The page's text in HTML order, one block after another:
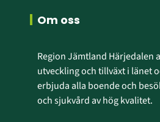
Om oss
Region Jämtland Härjedalen
utveckling och tillväxt i länet
erbjuda alla boende och
och sjukvård av hög kvalitet.